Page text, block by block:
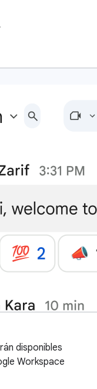
disponibles
Workspace